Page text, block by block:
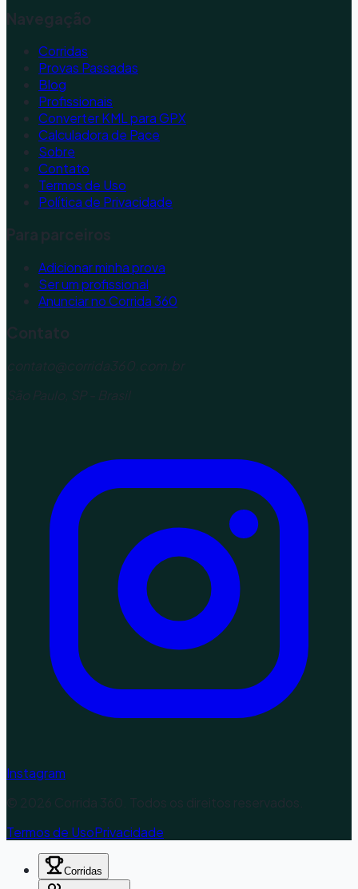
Navegação
Corridas
Provas Passadas
Blog
Profissionais
Converter KML para GPX
Calculadora de Pace
Sobre
Contato
Termos de Uso
Política de Privacidade
Para parceiros
Adicionar minha prova
Ser um profissional
Anunciar no Corrida 360
Contato
contato@corrida360.com.br
São Paulo, SP - Brasil
Instagram
© 2026 Corrida 360. Todos os direitos reservados.
Termos de UsoPrivacidade
Corridas